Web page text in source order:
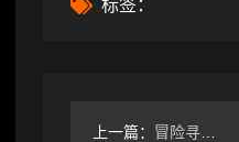
标签：
上一篇： 冒险寻宝然后打败魔王新人攻略—地图篇（1）